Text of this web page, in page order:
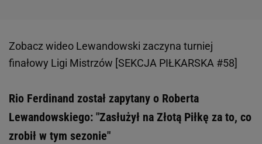
Zobacz wideo Lewandowski zaczyna turniej
finałowy Ligi Mistrzów [SEKCJA PIŁKARSKA #58]
Rio Ferdinand został zapytany o Roberta
Lewandowskiego: "Zasłużył na Złotą Piłkę za to, co
zrobił w tym sezonie"